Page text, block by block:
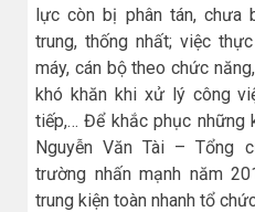
lực còn bị phân tán, chưa
trung, thống nhất; việc
máy, cán bộ theo chức
khó khăn khi xử lý công
tiếp,… Để khắc phục những
Nguyễn Văn Tài – Tổng
trường nhấn mạnh năm
trung kiện toàn nhanh tổ